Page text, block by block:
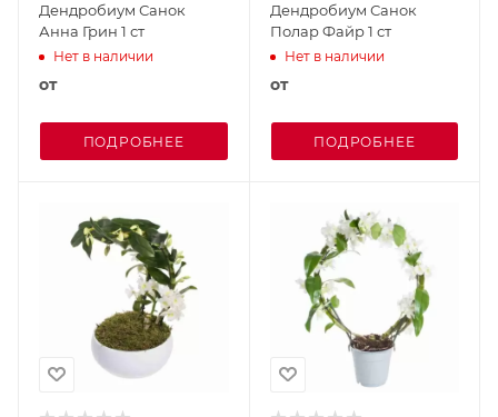
Дендробиум Санок
Анна Грин 1 ст
Нет в наличии
от
ПОДРОБНЕЕ
Дендробиум Санок
Полар Файр 1 ст
Нет в наличии
от
ПОДРОБНЕЕ